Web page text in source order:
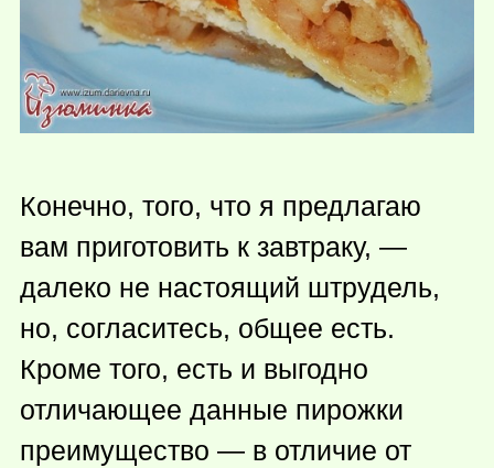
Конечно, того, что я предлагаю
вам приготовить к завтраку, —
далеко не настоящий штрудель,
но, согласитесь, общее есть.
Кроме того, есть и выгодно
отличающее данные пирожки
преимущество — в отличие от